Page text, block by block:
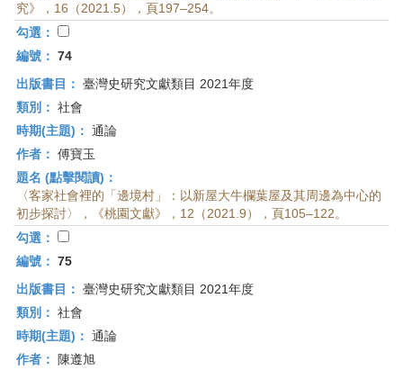
究》，16（2021.5），頁197–254。
勾選：
編號： 74
出版書目： 臺灣史研究文獻類目 2021年度
類別： 社會
時期(主題)： 通論
作者： 傅寶玉
題名 (點擊閱讀)：
〈客家社會裡的「邊境村」：以新屋大牛欄葉屋及其周邊為中心的
初步探討〉，《桃園文獻》，12（2021.9），頁105–122。
勾選：
編號： 75
出版書目： 臺灣史研究文獻類目 2021年度
類別： 社會
時期(主題)： 通論
作者：
陳遵旭